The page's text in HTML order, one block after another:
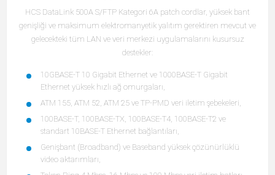
HCS DataLink 500A S/FTP Kategori 6A patch cordlar, yüksek bant
genişliği ve maksimum elektromanyetik yalıtım gerektiren mevcut ve
gelecekteki tüm LAN ve veri merkezi uygulamalarını kusursuz
destekler:
10GBASE-T 10 Gigabit Ethernet ve 1000BASE-T Gigabit
Ethernet yüksek hızlı ağ omurgaları,
ATM 155, ATM 52, ATM 25 ve TP-PMD veri iletim şebekeleri,
100BASE-T, 100BASE-TX, 100BASE-T4, 100BASE-T2 ve
standart 10BASE-T Ethernet bağlantıları,
Genişbant (Broadband) ve Baseband yüksek çözünürlüklü
video aktarımları,